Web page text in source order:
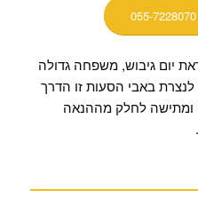
יום גיבוש, משפחה גדולה
באבי הסעות זו הדרך
ומתישה לחלק מההנאה